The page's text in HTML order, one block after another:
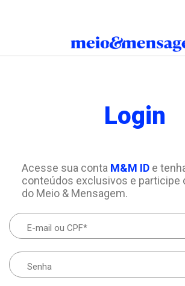
Login
Acesse sua conta M&M IDe
conteúdos exclusivos e participe
do Meio & Mensagem.